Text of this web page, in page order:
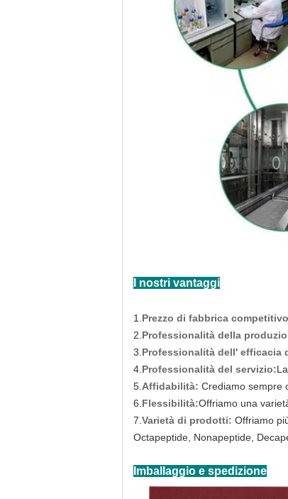
I nostri vantaggi
1. Prezzo di fabbrica
2. Professionalità della
3. Professionalità dell' efficacia
4. Professionalità del servizio:
5. Affidabilità: Crediamo sempre
6. Flessibilità:Offriamo una
7. Varietà di prodotti: Offriamo
Octapeptide, Nonapeptide,
Imballaggio e spedizione